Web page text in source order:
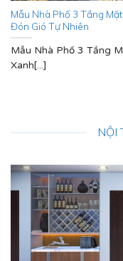
Mẫu Nhà Phố 3 Tầng
Đón Gió Tự Nhiên
Mẫu Nhà Phố 3 Tầng
Xanh[...]
NỘI